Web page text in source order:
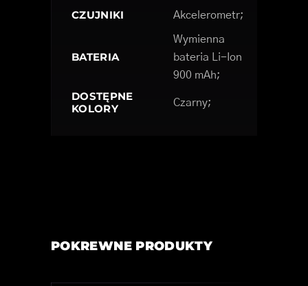
CZUJNIKI Akcelerometr;
BATERIA
Wymienna
bateria Li-Ion
900 mAh;
DOSTĘPNE
KOLORY
Czarny;
POKREWNE PRODUKTY